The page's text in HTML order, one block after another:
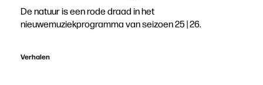
De natuur is een rode draad in het
nieuwemuziekprogramma van seizoen 25 | 26.
Verhalen